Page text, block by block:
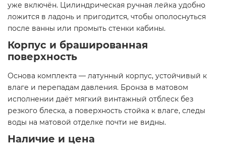
уже включён. Цилиндрическая ручная лейка удобно
ложится в ладонь и пригодится, чтобы ополоснуться
после ванны или промыть стенки кабины.
Корпус и брашированная
поверхность
Основа комплекта — латунный корпус, устойчивый к
влаге и перепадам давления. Бронза в матовом
исполнении даёт мягкий винтажный отблеск без
резкого блеска, а поверхность стойка к влаге, следы
воды на матовой отделке почти не видны.
Наличие и цена